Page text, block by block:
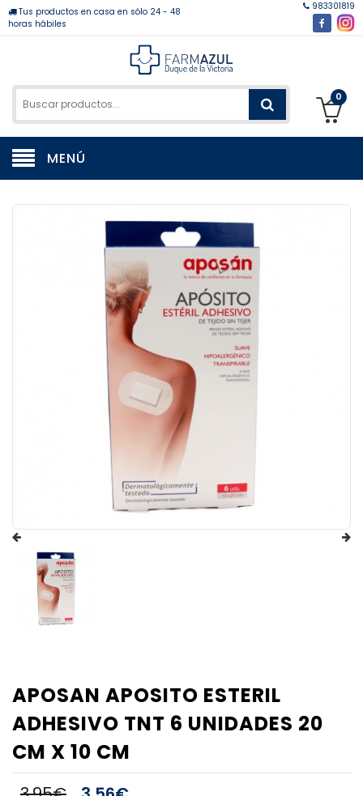
Tus productos en casa en sólo 24 - 48
horas hábiles
983301819
0
MENÚ
APOSAN APOSITO ESTERIL
ADHESIVO TNT 6 UNIDADES 20
CM X 10 CM